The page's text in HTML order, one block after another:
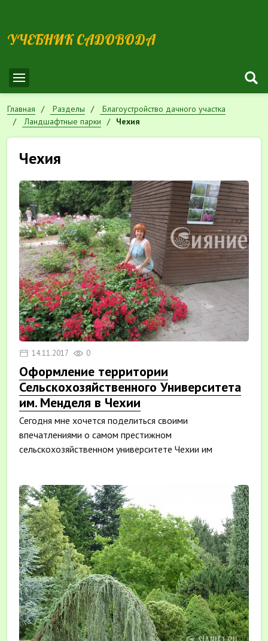
УЧЕБНИК САДОВОДА
Главная Разделы
Благоустройство дачного участка
Ландшафтные парки
Чехия
Чехия
14.11.2017 0
Оформление территории
Сельскохозяйственного Университета
им. Менделя в Чехии
Сегодня мне хочется поделиться своими
впечатлениями о самом престижном
сельскохозяйственном университете Чехии им